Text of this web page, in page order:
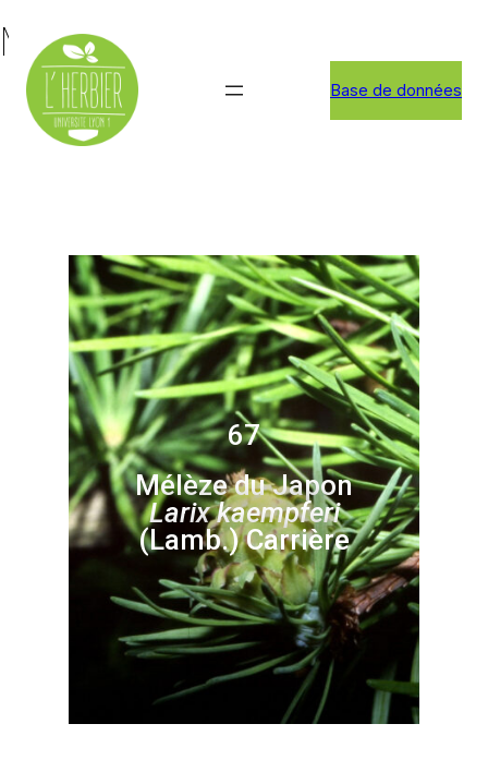
Base de données
Mélèze du Japon
67
Mélèze du Japon
Larix kaempferi
(Lamb.) Carrière